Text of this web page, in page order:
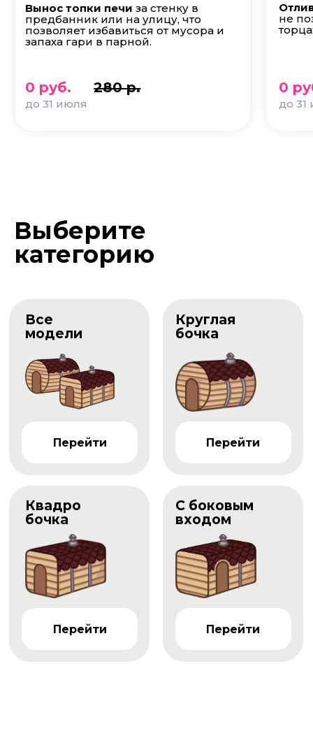
не
Вынос топки печи за стенку в
предбанник или на улицу, что
позволяет избавиться от мусора и
запаха гари в парной.
до 31 июля
0 руб. 280 р. 0
до 31
Выберите
категорию
Все
модели
Перейти
Круглая
бочка
Перейти
Квадро
бочка
Перейти
С боковым
входом
Перейти